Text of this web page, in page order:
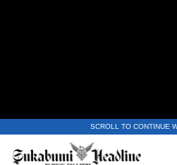
SCROLL TO CONTINUE